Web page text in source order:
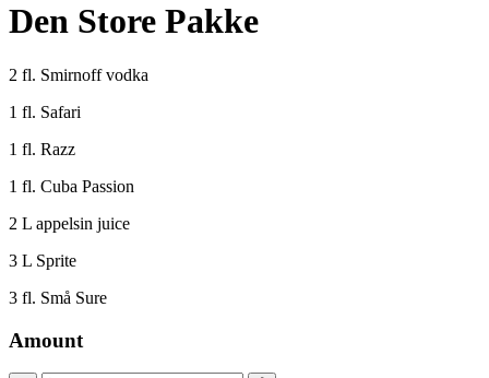
Den Store Pakke
2 fl. Smirnoff vodka
1 fl. Safari
1 fl. Razz
1 fl. Cuba Passion
2 L appelsin juice
3 L Sprite
3 fl. Små Sure
Amount